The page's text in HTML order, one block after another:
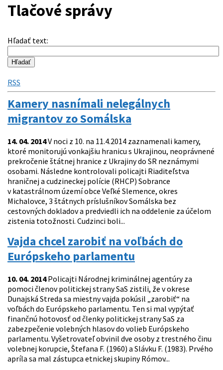
Tlačové správy
Hľadať text:
RSS
Kamery nasnímali nelegálnych
migrantov zo Somálska
14. 04. 2014V noci z 10. na 11.4.2014 zaznamenali kamery,
ktoré monitorujú vonkajšiu hranicu s Ukrajinou, neoprávnené
prekročenie štátnej hranice z Ukrajiny do SR neznámymi
osobami. Následne kontrolovali policajti Riaditeľstva
hraničnej a cudzineckej polície (RHCP) Sobrance
v katastrálnom území obce Veľké Slemence, okres
Michalovce, 3 štátnych príslušníkov Somálska bez
cestovných dokladov a predviedli ich na oddelenie za účelom
zistenia totožnosti. Cudzinci boli...
Vajda chcel zarobiť na voľbách do
Európskeho parlamentu
10. 04. 2014Policajti Národnej kriminálnej agentúry za
pomoci členov politickej strany SaS zistili, že v okrese
Dunajská Streda sa miestny vajda pokúsil „zarobiť“ na
voľbách do Európskeho parlamentu. Ten si mal vypýtať
finančnú hotovosť od členky politickej strany SaS za
zabezpečenie volebných hlasov do volieb Európskeho
parlamentu. Vyšetrovateľ obvinil dve osoby z trestného činu
volebnej korupcie, Štefana F. (1960) a Slávku F. (1983). Prvého
apríla sa mal zástupca etnickej skupiny Rómov...